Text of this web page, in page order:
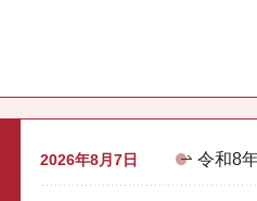
2026年8月7日 令和8